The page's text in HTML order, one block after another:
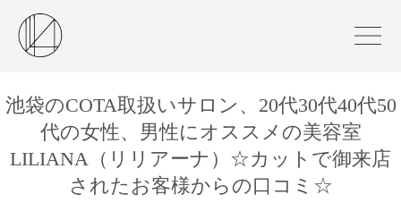
池袋のCOTA取扱いサロン、20代30代40代50
代の女性、男性にオススメの美容室
LILIANA（リリアーナ）☆カットで御来店
されたお客様からの口コミ☆